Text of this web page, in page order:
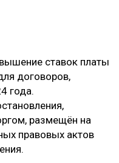
ставок платы
договоров,
года.
размещён на
правовых актов